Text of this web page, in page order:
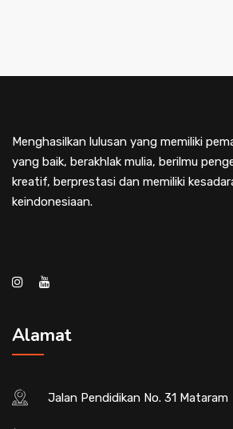
Menghasilkan lulusan yang memiliki
yang baik, berakhlak mulia, berilmu
kreatif, berprestasi dan memiliki
keindonesiaan.
Alamat
Jalan Pendidikan No. 31 Mataram